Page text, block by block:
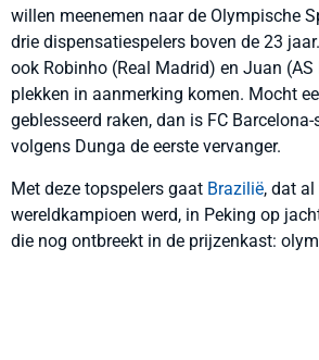
willen meenemen naar de Olympische
drie dispensatiespelers boven de 23
ook Robinho (Real Madrid) en Juan
plekken in aanmerking komen. Mocht
geblesseerd raken, dan is FC
volgens Dunga de eerste vervanger.
Met deze topspelers gaat Brazilië, dat
wereldkampioen werd, in Peking op
die nog ontbreekt in de prijzenkast: